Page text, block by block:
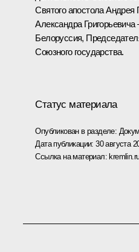
Святого апостола Андрея
Александра
Белоруссия,
Союзного государства.
Статус материала
Опубликован в разделе:
Дата публикации:30 августа
Ссылка на материал: